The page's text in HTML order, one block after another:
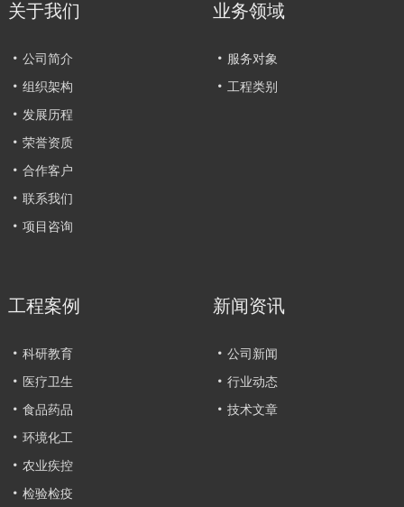
关于我们
公司简介
组织架构
发展历程
荣誉资质
合作客户
联系我们
项目咨询
业务领域
服务对象
工程类别
工程案例
科研教育
医疗卫生
食品药品
环境化工
农业疾控
检验检疫
新闻资讯
公司新闻
行业动态
技术文章